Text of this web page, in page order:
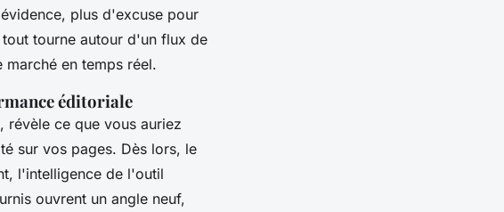
plus d'excuse pour
tourne autour d'un flux de
en temps réel.
éditoriale
révèle ce que vous auriez
sur vos pages. Dès lors, le
l'intelligence de l'outil
ouvrent un angle neuf,